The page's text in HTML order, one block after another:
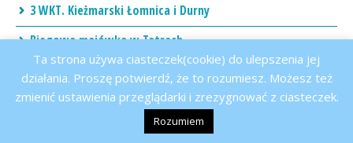
3 WKT. Kieżmarski Łomnica i Durny
Biegowa majówka w Tatrach
Ta strona używa ciasteczek(cookie) do ulepszenia jej
działania. Proszę potwierdź, że to rozumiesz. Możesz też
zmienić ustawienia przeglądarki i zrezygnować z ciasteczek.
Rozumiem